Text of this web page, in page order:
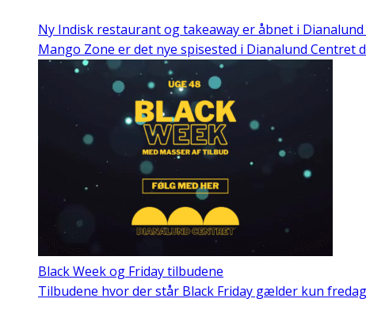
Ny Indisk restaurant og takeaway er åbnet i
Mango Zone er det nye spisested i Dianalund
Black Week og Friday tilbudene
Tilbudene hvor der står Black Friday gælder kun